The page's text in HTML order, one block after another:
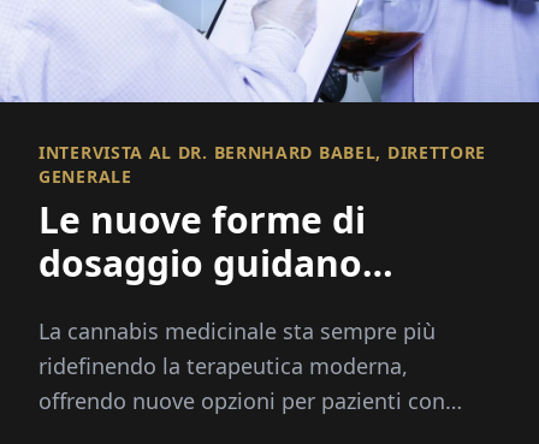
INTERVISTA AL DR. BERNHARD BABEL, DIRETTORE
GENERALE
Le nuove forme di
dosaggio guidano
cannabis medicinale
La cannabis medicinale sta sempre più
ridefinendo la terapeutica moderna,
offrendo nuove opzioni per pazienti con